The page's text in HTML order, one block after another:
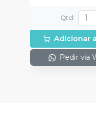
Qtd :
Adicionar
Pedir via